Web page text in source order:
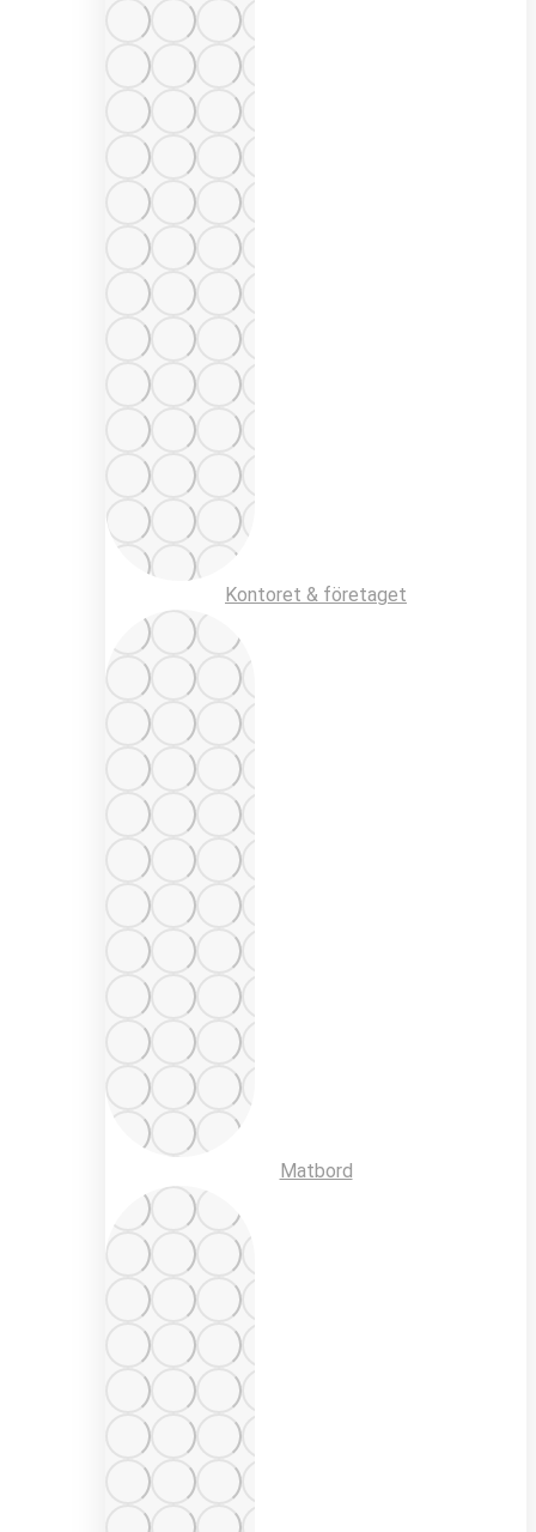
Kontoret & företaget
Matbord